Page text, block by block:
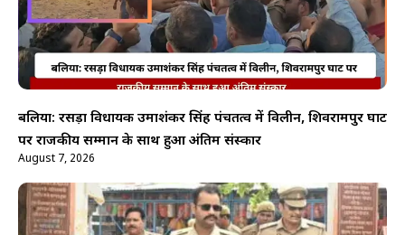
बलिया: रसड़ा विधायक उमाशंकर सिंह पंचतत्व में विलीन, शिवरामपुर घाट
पर राजकीय सम्मान के साथ हुआ अंतिम संस्कार
August 7, 2026